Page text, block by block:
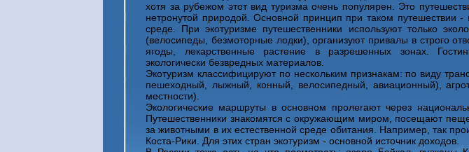
хотя за рубежом этот вид туризма очень популярен. Это
нетронутой природой. Основной принцип при таком путешествии
среде. При экотуризме путешественники используют только
(велосипеды, безмоторные лодки), организуют привалы в строго
ягоды, лекарственные растение в разрешенных зонах.
экологически безвредных материалов.
Экотуризм классифицируют по нескольким признакам: по виду
пешеходный, лыжный, конный, велосипедный, авиационный),
местности).
Экологические маршруты в основном пролегают через
Путешественники знакомятся с окружающим миром, посещают
за животными в их естественной среде обитания. Например, так
Коста-Рики. Для этих стран экотуризм - основной источник доходов.